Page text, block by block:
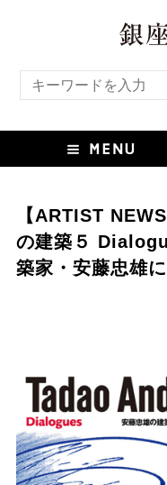
【ARTIST
の建築５
築家・安藤忠雄